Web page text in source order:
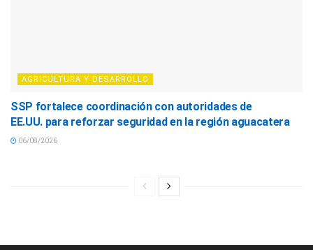
AGRICULTURA Y DESARROLLO
SSP fortalece coordinación con autoridades de
EE.UU. para reforzar seguridad en la región aguacatera
06/08/2026